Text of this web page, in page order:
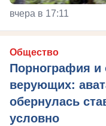
вчера в 17:11
Общество
Порнография и
верующих:
обернулась
условно